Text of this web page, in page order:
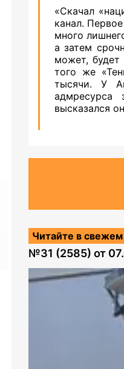
«Скачал
канал.
много
а затем
может, будет
того же
тысячи. У
адмресурса
высказался
Читайте в
№31 (2585) от